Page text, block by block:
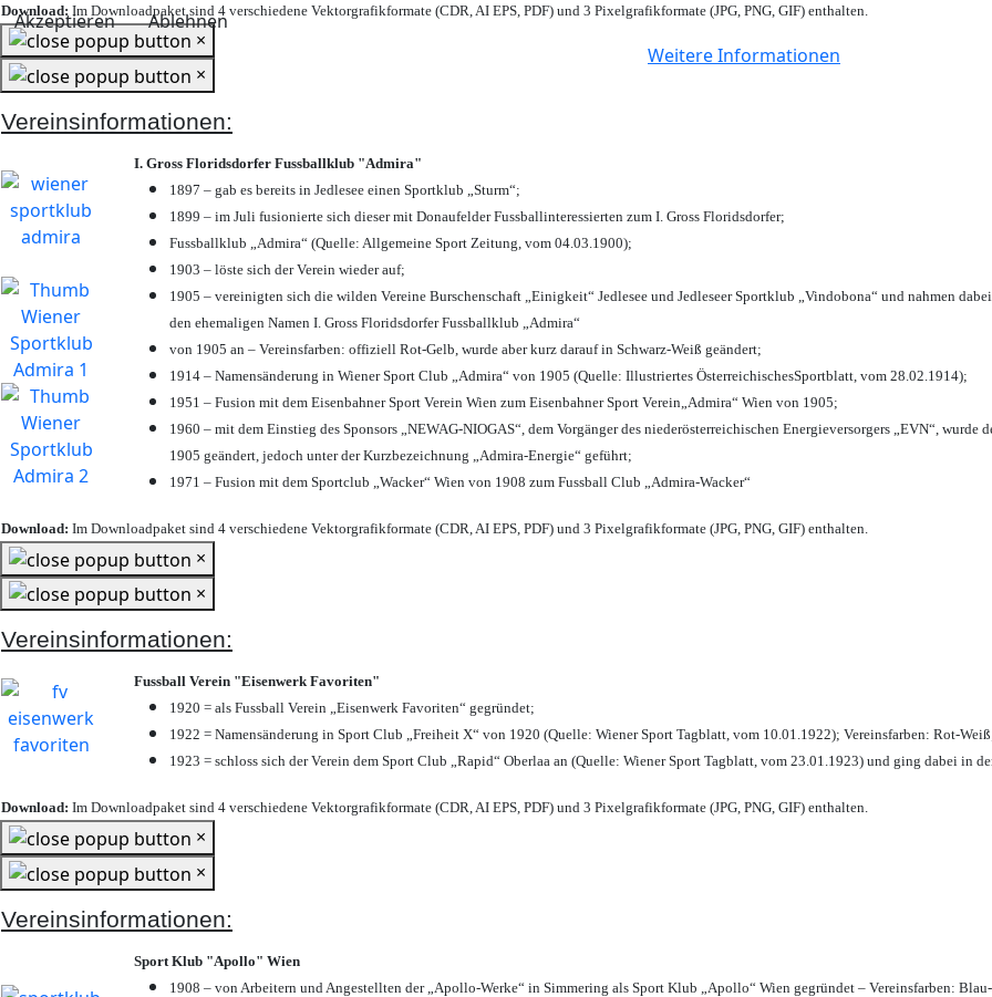
Akzeptieren
Ablehnen
Weitere Informationen
Download: Im Downloadpaket sind 4 verschiedene Vektorgrafikformate (CDR, AI EPS, PDF) und 3 Pixelgrafikformate (JPG, PNG, GIF) enthalten.
×
×
Vereinsinformationen:
I. Gross Floridsdorfer Fussballklub "Admira"
1897 – gab es bereits in Jedlesee einen Sportklub „Sturm“;
1899 – im Juli fusionierte sich dieser mit Donaufelder Fussballinteressierten zum I. Gross Floridsdorfer;
Fussballklub „Admira“ (Quelle: Allgemeine Sport Zeitung, vom 04.03.1900);
1903 – löste sich der Verein wieder auf;
1905 – vereinigten sich die wilden Vereine Burschenschaft „Einigkeit“ Jedlesee und Jedleseer Sportklub „Vindobona“ und nahmen
den ehemaligen Namen I. Gross Floridsdorfer Fussballklub „Admira“
von 1905 an – Vereinsfarben: offiziell Rot-Gelb, wurde aber kurz darauf in Schwarz-Weiß geändert;
1914 – Namensänderung in Wiener Sport Club „Admira“ von 1905 (Quelle: Illustriertes ÖsterreichischesSportblatt, vom 28.02.1914);
1951 – Fusion mit dem Eisenbahner Sport Verein Wien zum Eisenbahner Sport Verein„Admira“ Wien von 1905;
1960 – mit dem Einstieg des Sponsors „NEWAG-NIOGAS“, dem Vorgänger des niederösterreichischen Energieversorgers „EVN“,
1905 geändert, jedoch unter der Kurzbezeichnung „Admira-Energie“ geführt;
1971 – Fusion mit dem Sportclub „Wacker“ Wien von 1908 zum Fussball Club „Admira-Wacker“
Download: Im Downloadpaket sind 4 verschiedene Vektorgrafikformate (CDR, AI EPS, PDF) und 3 Pixelgrafikformate (JPG, PNG, GIF) enthalten.
×
×
Vereinsinformationen:
Fussball Verein "Eisenwerk Favoriten"
1920 = als Fussball Verein „Eisenwerk Favoriten“ gegründet;
1922 = Namensänderung in Sport Club „Freiheit X“ von 1920 (Quelle: Wiener Sport Tagblatt, vom 10.01.1922); Vereinsfarben: Rot-
1923 = schloss sich der Verein dem Sport Club „Rapid“ Oberlaa an (Quelle: Wiener Sport Tagblatt, vom 23.01.1923) und ging dabei in
Download: Im Downloadpaket sind 4 verschiedene Vektorgrafikformate (CDR, AI EPS, PDF) und 3 Pixelgrafikformate (JPG, PNG, GIF) enthalten.
×
×
Vereinsinformationen:
Sport Klub "Apollo" Wien
1908 – von Arbeitern und Angestellten der „Apollo-Werke“ in Simmering als Sport Klub „Apollo“ Wien gegründet – Vereinsfarben: